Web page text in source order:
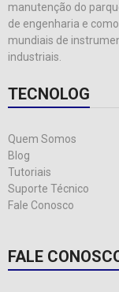
manutenção do
de engenharia e
mundiais de
industriais.
TECNOLOG
Quem Somos
Blog
Tutoriais
Suporte Técnico
Fale Conosco
FALE